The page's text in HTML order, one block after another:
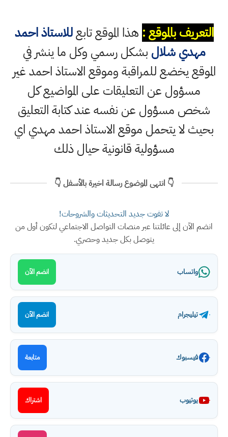
التعريف بالموقع : هذا الموقع تابعللاستاذ احمد
مهدي شلال بشكل رسمي وكل ما ينشر في
الموقع يخضع للمراقبة وموقع الاستاذ احمد غير
مسؤول عن التعليقات على المواضيع كل
شخص مسؤول عن نفسه عند كتابة التعليق
بحيث لا يتحمل موقع الاستاذ احمد مهدي اي
مسؤولية قانونية حيال ذلك
👇 انتهى الموضوع رسالة اخيرة بالأسفل 👇
لا تفوت جديد التحديثات والشروحات!
انضم الآن إلى عائلتنا عبر منصات التواصل الاجتماعي لتكون أول من
يتوصل بكل جديد وحصري.
واتساب انضم الآن
تيليجرام انضم الآن
فيسبوك متابعة
يوتيوب اشتراك